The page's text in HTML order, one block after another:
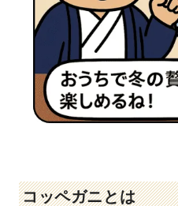
コッペガニとは